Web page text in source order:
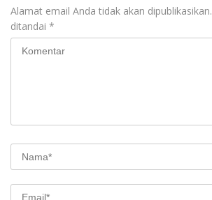
Alamat email Anda tidak akan dipublikasikan.
ditandai *